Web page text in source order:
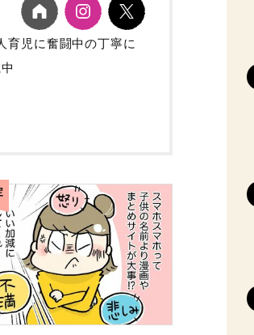
育児に奮闘中の丁寧に